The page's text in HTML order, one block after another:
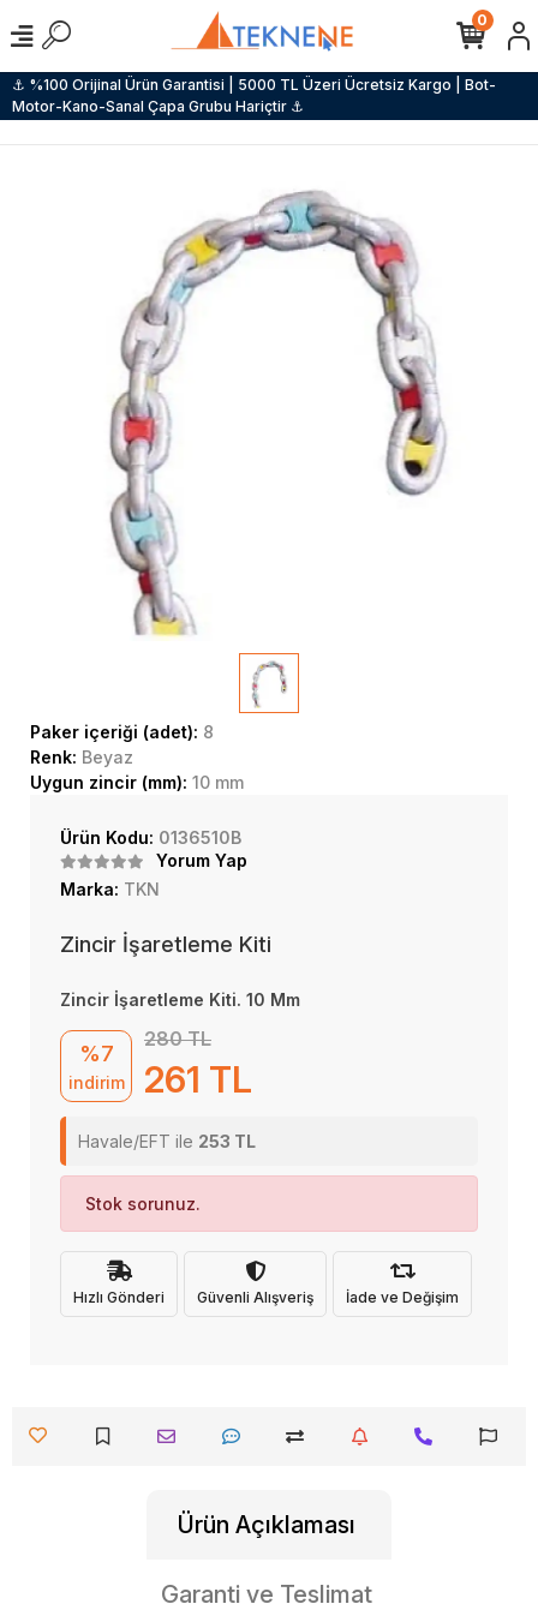
⚓ %100 Orijinal Ürün Garantisi | 5000 TL Üzeri Ücretsiz Kargo | Bot-
Motor-Kano-Sanal Çapa Grubu Hariçtir ⚓
0
Paker içeriği (adet): 8
Renk: Beyaz
Uygun zincir (mm): 10 mm
Ürün Kodu: 0136510B
Yorum Yap
Marka: TKN
Zincir İşaretleme Kiti
Zincir İşaretleme Kiti. 10 Mm
%7
indirim
280 TL
261 TL
Havale/EFT ile 253 TL
Stok sorunuz.
Hızlı Gönderi Güvenli Alışveriş İade ve Değişim
Ürün Açıklaması
Garanti ve Teslimat